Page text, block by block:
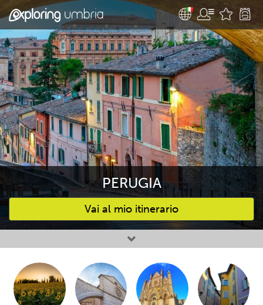
PERUGIA
Vai al mio itinerario
Attività preferite